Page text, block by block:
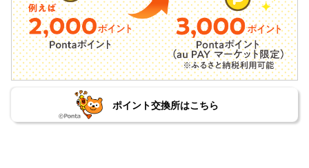
ポイント交換所はこちら